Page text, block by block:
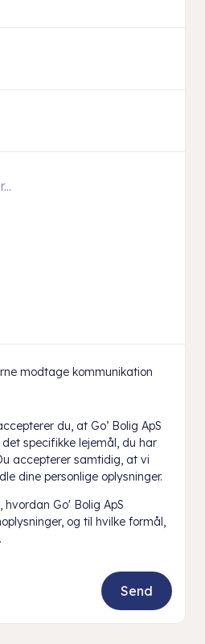
modtage kommunikation
du, at Go’ Bolig ApS
specifikke lejemål, du har
accepterer samtidig, at vi
dine personlige oplysninger.
Go' Bolig ApS
og til hvilke formål,
.